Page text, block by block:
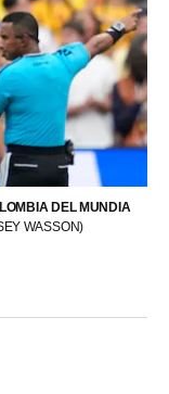
DEL MUNDIA
WASSON)